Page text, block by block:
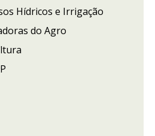
Hídricos e Irrigação
do Agro